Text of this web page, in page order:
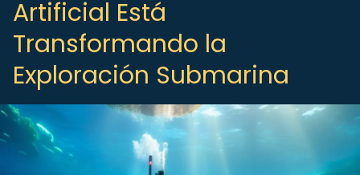
Artificial Está
Transformando la
Exploración Submarina